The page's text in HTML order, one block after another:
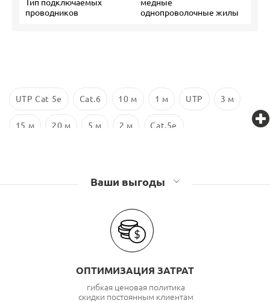
Тип подключаемых
проводников
медные
однопроволочные жилы
UTP Cat 5e Cat.6 10 м 1 м UTP 3 м
15 м 20 м 5 м 2 м Cat.5e
Ваши выгоды
ОПТИМИЗАЦИЯ ЗАТРАТ
гибкая ценовая политика
скидки постоянным клиентам